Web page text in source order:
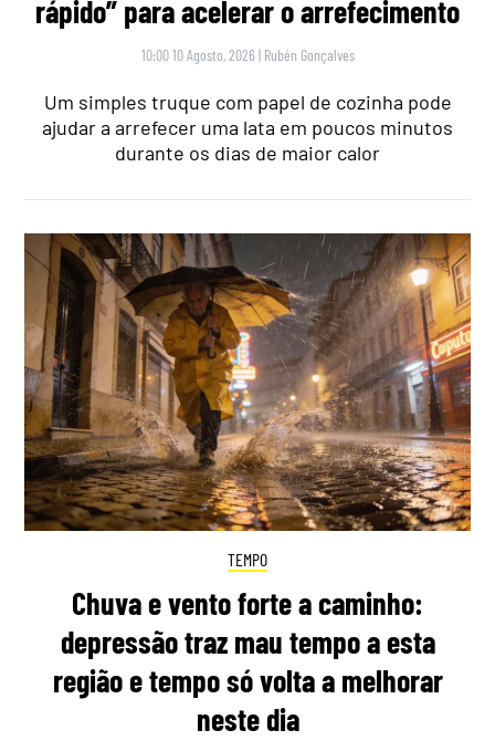
rápido” para acelerar o arrefecimento
10:00 10 Agosto, 2026 | Rubén Gonçalves
Um simples truque com papel de cozinha pode
ajudar a arrefecer uma lata em poucos minutos
durante os dias de maior calor
TEMPO
Chuva e vento forte a caminho:
depressão traz mau tempo a esta
região e tempo só volta a melhorar
neste dia